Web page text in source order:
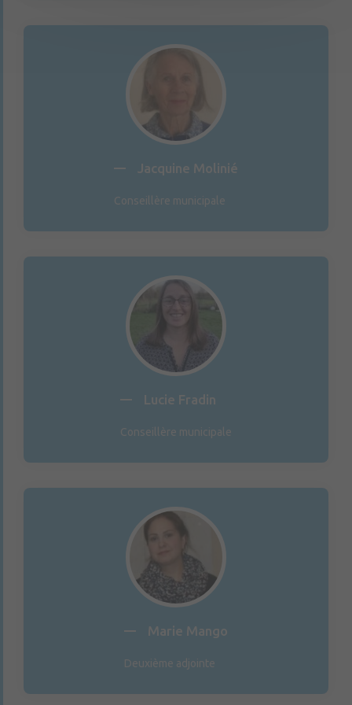
Jacquine Molinié
Conseillère municipale
Lucie Fradin
Conseillère municipale
Marie Mango
Deuxième adjointe